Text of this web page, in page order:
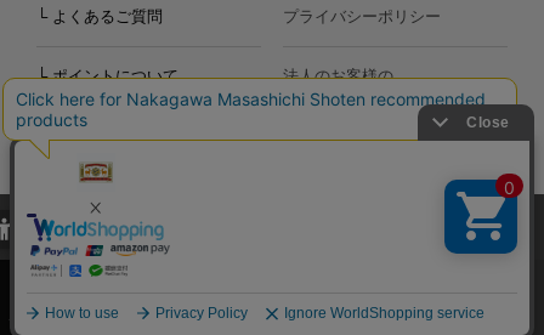
└ よくあるご質問
└ ポイントについて
お問い合わせ
プライバシーポリシー
法人のお客様の
お問い合わせ
Copyright©2000-2026
Nakagawa Masashichi Shoten All Rights Reserved.
当サイトでは、当サイト内における閲覧履歴・属性情報などの取得およ
び利便性向上のためにクッキー（Cookie）を使用いたします。詳細に
関しては「プライバシーポリシー
承諾する